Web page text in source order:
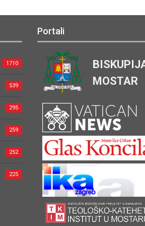
1710
539
295
259
252
225
Portali
MOSTAR